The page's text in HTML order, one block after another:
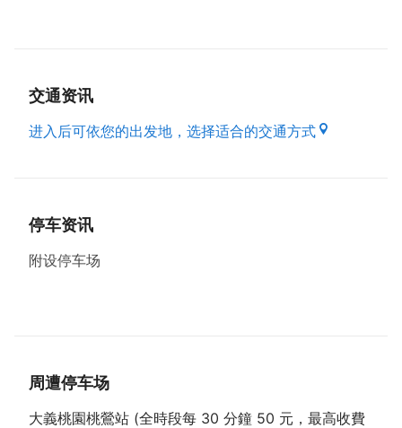
交通资讯
进入后可依您的出发地，选择适合的交通方式
停车资讯
附设停车场
周遭停车场
大義桃園桃鶯站 (全時段每 30 分鐘 50 元，最高收費